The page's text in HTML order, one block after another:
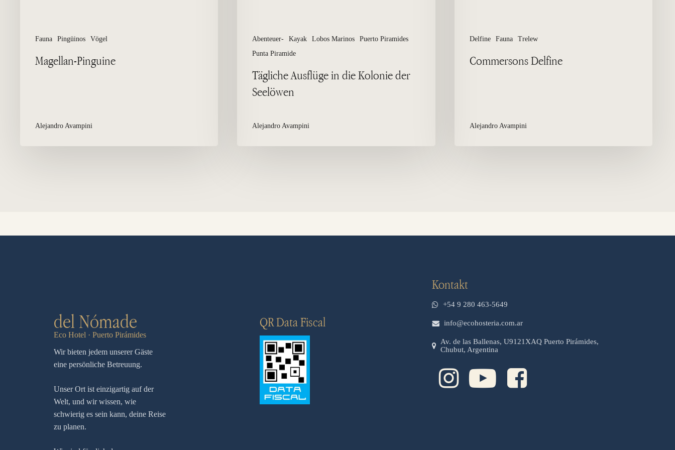
Fauna Pingüinos Vögel
Magellan-Pinguine
Alejandro Avampini
Abenteuer- Kayak Lobos Marinos
Puerto Piramides
Punta Piramide
Tägliche Ausflüge in die Kolonie der
Seelöwen
Alejandro Avampini
Delfine Fauna Trelew
Commersons Delfine
Alejandro Avampini
del Nómade
Eco Hotel · Puerto Pirámides
Wir bieten jedem unserer Gäste
eine persönliche Betreuung.
Unser Ort ist einzigartig auf der
Welt, und wir wissen, wie
schwierig es sein kann, deine Reise
zu planen.
QR Data Fiscal
Kontakt
+54 9 280 463-5649
info@ecohosteria.com.ar
Av. de las Ballenas, U9121XAQ Puerto Pirámides,
Chubut, Argentina